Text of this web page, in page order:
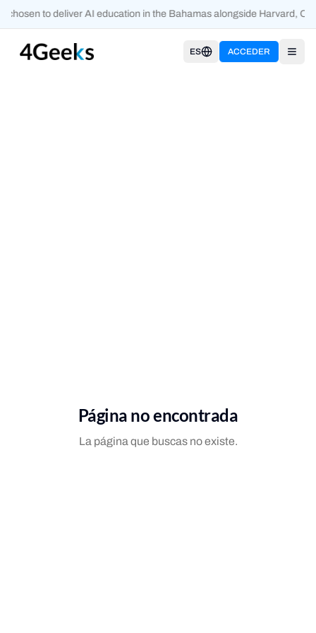
chosen to deliver AI education in the Bahamas alongside Harvard,
ES ACCEDER
Página no encontrada
La página que buscas no existe.